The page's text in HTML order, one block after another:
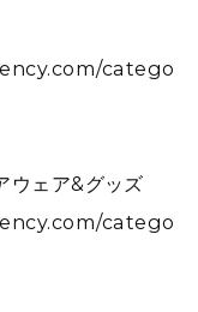
catego
ウェア&グッズ
catego